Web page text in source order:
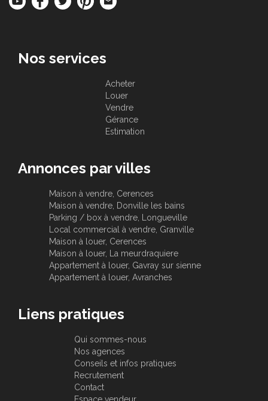
Nos services
Acheter
Louer
Vendre
Gérance
Estimation
Annonces par villes
Maison à vendre, Cerences
Maison à vendre, Donville les bains
Parking / box à vendre, Longueville
Local commercial à vendre, Granville
Maison à louer, Cerences
Maison à louer, La meurdraquiere
Appartement à louer, Gavray sur sienne
Appartement à louer, Avranches
Liens pratiques
Qui sommes-nous
Nos agences
Conseils et infos pratiques
Recrutement
Contact